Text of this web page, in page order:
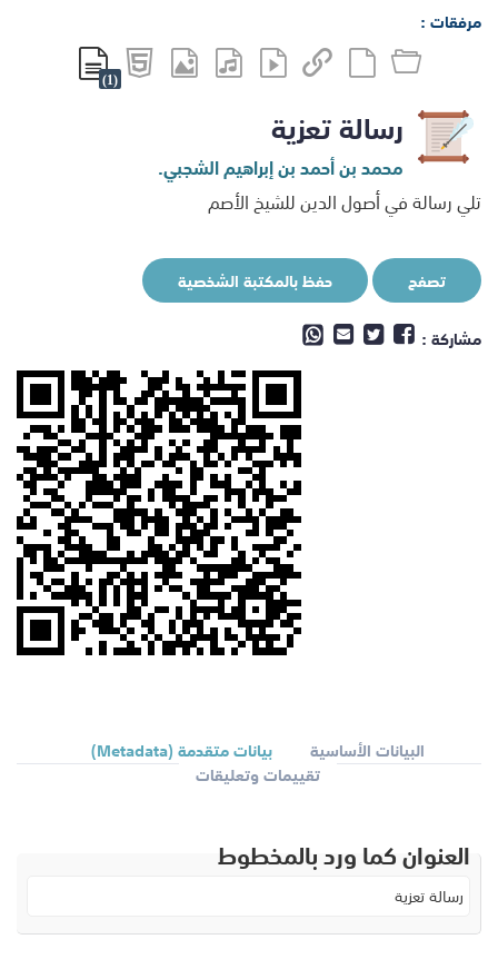
مرفقات :
(1)
رسالة تعزية
محمد بن أحمد بن إبراهيم الشجبي.
تلي رسالة في أصول الدين للشيخ الأصم
تصفح
حفظ بالمكتبة الشخصية
مشاركة :
البيانات الأساسية
بيانات متقدمة (Metadata)
تقييمات وتعليقات
العنوان كما ورد بالمخطوط
رسالة تعزية